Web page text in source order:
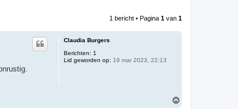
1 bericht • Pagina 1 van 1
Claudia Burgers
Berichten: 1
Lid geworden op: 19 mar 2023, 22:13